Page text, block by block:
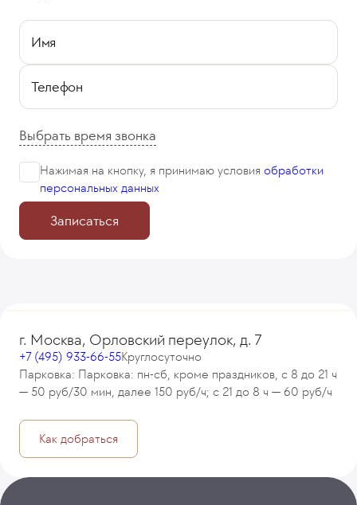
Имя
Телефон
Выбрать время звонка
Нажимая на кнопку, я принимаю условия обработки
персональных данных
Записаться
г. Москва, Орловский переулок, д. 7
+7 (495) 933-66-55Круглосуточно
Парковка: Парковка: пн-сб, кроме праздников, с 8 до 21 ч
— 50 руб/30 мин, далее 150 руб/ч; с 21 до 8 ч — 60 руб/ч
Как добраться